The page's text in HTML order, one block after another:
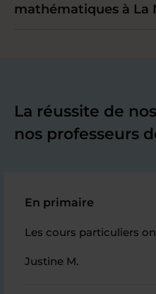
mathématiques à La
La réussite de
nos professeurs
En primaire
Les cours particuliers
Justine M.